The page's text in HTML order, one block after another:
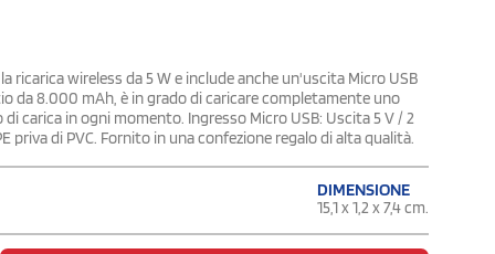
wireless da 5 W e include anche un'uscita Micro USB
da 8.000 mAh, è in grado di caricare completamente uno
carica in ogni momento. Ingresso Micro USB: Uscita 5 V / 2
priva di PVC. Fornito in una confezione regalo di alta qualità.
DIMENSIONE
15,1 x 1,2 x 7,4 cm.